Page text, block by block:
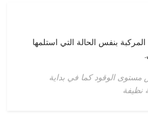
المركبة بنفس الحالة التي استلمها
.
الوقود كما في بداية
نظيفة